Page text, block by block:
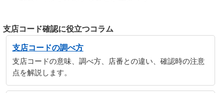
支店コード確認に役立つコラム
支店コードの調べ方
支店コードの意味、調べ方、店番との違い、確認時の注意
点を解説します。